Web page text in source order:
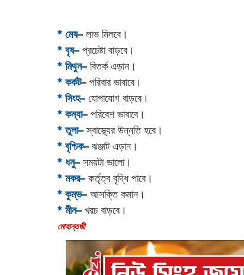
* মেষ– লাভ মিলবে।
* বৃষ– প্রচেষ্টা বাড়বে।
* মিথুন– বিতর্ক এড়ান।
* কর্কট– পরিবার ভাবাবে।
* সিংহ– যোগাযোগ বাড়বে।
* কন্যা– পরিবেশ ভাবাবে।
* তুলা–স্বাস্থ্যের উন্নতি হবে।
* বৃশ্চিক– ঝঞ্জাট এড়ান।
* ধনু– সময়টা ভালো।
* মকর– কর্তৃত্ব বৃদ্ধি পাবে।‌
* কুম্ভ– আসক্তি কমান।
* মীন– খরচ বাড়বে।
‌মোহান্তজী‌‌‌‌‌‌‌‌‌‌‌‌‌‌‌‌‌